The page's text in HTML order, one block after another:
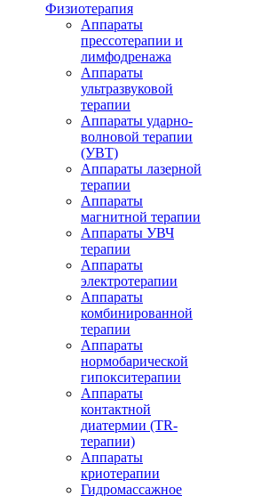
Физиотерапия
Аппараты
прессотерапии и
лимфодренажа
Аппараты
ультразвуковой
терапии
Аппараты ударно-
волновой терапии
(УВТ)
Аппараты лазерной
терапии
Аппараты
магнитной терапии
Аппараты УВЧ
терапии
Аппараты
электротерапии
Аппараты
комбинированной
терапии
Аппараты
нормобарической
гипокситерапии
Аппараты
контактной
диатермии (TR-
терапии)
Аппараты
криотерапии
Гидромассажное